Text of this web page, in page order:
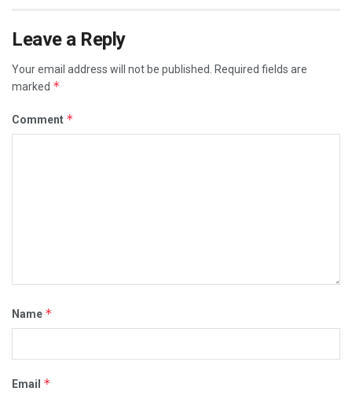
Leave a Reply
Your email address will not be published. Required fields are
marked *
Comment *
Name *
Email *